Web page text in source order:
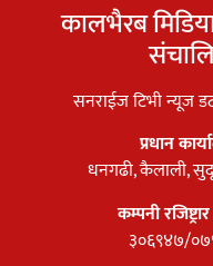
कालभैरब मिडिया
सनराईज टिभी न्यूज
प्रधान
धनगढी, कैलाली,
कम्पनी
३०६९४७/